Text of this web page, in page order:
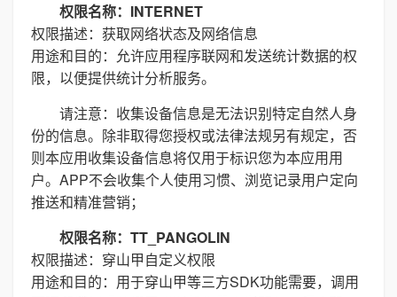
权限名称：INTERNET
权限描述：获取网络状态及网络信息
用途和目的：允许应用程序联网和发送统计数据的权
限，以便提供统计分析服务。
请注意：收集设备信息是无法识别特定自然人身
份的信息。除非取得您授权或法律法规另有规定，否
则本应用收集设备信息将仅用于标识您为本应用用
户。APP不会收集个人使用习惯、浏览记录用户定向
推送和精准营销；
权限名称：TT_PANGOLIN
权限描述：穿山甲自定义权限
用途和目的：用于穿山甲等三方SDK功能需要，调用